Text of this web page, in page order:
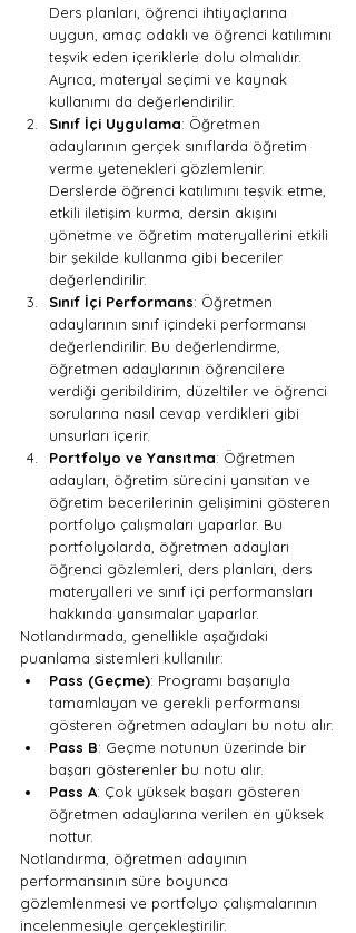
Ders planları, öğrenci ihtiyaçlarına
uygun, amaç odaklı ve öğrenci katılımını
teşvik eden içeriklerle dolu olmalıdır.
Ayrıca, materyal seçimi ve kaynak
kullanımı da değerlendirilir.
Sınıf İçi Uygulama: Öğretmen
adaylarının gerçek sınıflarda öğretim
verme yetenekleri gözlemlenir.
Derslerde öğrenci katılımını teşvik etme,
etkili iletişim kurma, dersin akışını
yönetme ve öğretim materyallerini etkili
bir şekilde kullanma gibi beceriler
değerlendirilir.
Sınıf İçi Performans: Öğretmen
adaylarının sınıf içindeki performansı
değerlendirilir. Bu değerlendirme,
öğretmen adaylarının öğrencilere
verdiği geribildirim, düzeltiler ve öğrenci
sorularına nasıl cevap verdikleri gibi
unsurları içerir.
Portfolyo ve Yansıtma: Öğretmen
adayları, öğretim sürecini yansıtan ve
öğretim becerilerinin gelişimini gösteren
portfolyo çalışmaları yaparlar. Bu
portfolyolarda, öğretmen adayları
öğrenci gözlemleri, ders planları, ders
materyalleri ve sınıf içi performansları
hakkında yansımalar yaparlar.
Notlandırmada, genellikle aşağıdaki
puanlama sistemleri kullanılır:
Pass (Geçme): Programı başarıyla
tamamlayan ve gerekli performansı
gösteren öğretmen adayları bu notu alır.
Pass B: Geçme notunun üzerinde bir
başarı gösterenler bu notu alır.
Pass A: Çok yüksek başarı gösteren
öğretmen adaylarına verilen en yüksek
nottur.
Notlandırma, öğretmen adayının
performansının süre boyunca
gözlemlenmesi ve portfolyo çalışmalarının
incelenmesiyle gerçekleştirilir.